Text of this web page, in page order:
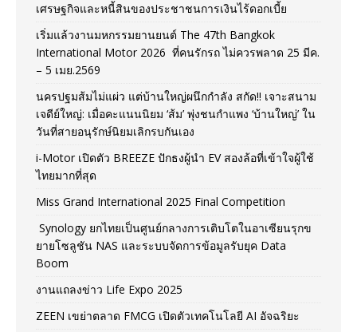
เศรษฐกิจและหนี้สินของประชาชนการเงินไร้ดอกเบี้ย
เริ่มแล้วงานมหกรรมยานยนต์ The 47th Bangkok
International Motor 2026 ที่คนรักรถ ไม่ควรพลาด 25 มีค.
– 5 เมย.2569
นครปฐมส้มไม่แผ่ว แต่บ้านใหญ่ผนึกกำลัง สกัด!! เจาะสนาม
เจดีย์ใหญ่: เมื่อคะแนนนิยม ‘ส้ม’ พุ่งชนกำแพง ‘บ้านใหญ่’ ใน
วันที่สายอนุรักษ์นิยมเลิกรบกันเอง
i-Motor เปิดตัว BREEZE ปักธงผู้นำ EV สองล้อที่เข้าใจผู้ใช้
ไทยมากที่สุด
Miss Grand International 2025 Final Competition
Synology ยกไทยเป็นศูนย์กลางการเติบโตในอาเซียนรุกข
ยายโซลูชัน NAS และระบบจัดการข้อมูลรับยุค Data
Boom
งานแถลงข่าว Life Expo 2025
ZEEN เขย่าตลาด FMCG เปิดตัวเทคโนโลยี AI อัจฉริยะ